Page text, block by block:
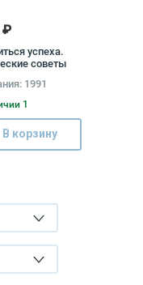
₽
успеха.
советы
1991
1
В корзину